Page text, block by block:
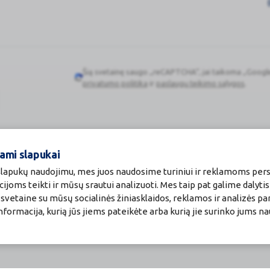
slapukai
naudojimu, mes juos naudosime turiniui ir reklamoms
teikti ir mūsų srautui analizuoti. Mes taip pat galime
su mūsų socialinės žiniasklaidos, reklamos ir analizės
kurią jūs jiems pateikėte arba kurią jie surinko jums
nėra, o duomenų apie benzidamino vartojimą
būti vartojamas nėštumo metu.
Google
Šią svetainę saugo „reCAPTCHA“, jai taikoma
privatumo politikair paslaugų teikimo sąlygos